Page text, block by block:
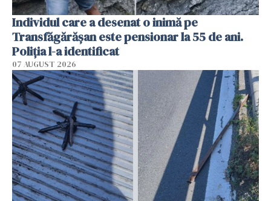
Individul care a desenat o inimă pe
Transfăgărășan este pensionar la 55 de ani.
Poliția l-a identificat
07 AUGUST 2026